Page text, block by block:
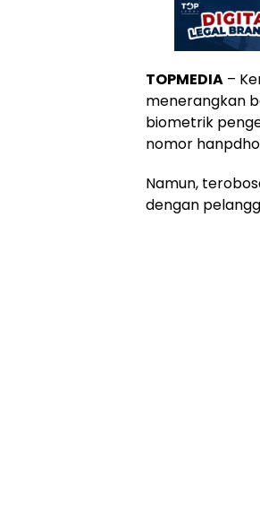
TOPMEDIA –
menerangkan
biometrik
nomor
Namun,
dengan